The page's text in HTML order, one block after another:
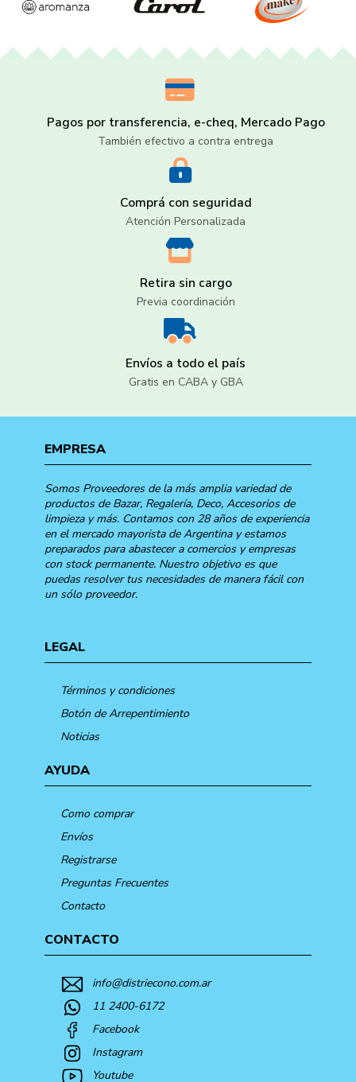
Pagos por transferencia, e-cheq, Mercado Pago
También efectivo a contra entrega
Comprá con seguridad
Atención Personalizada
Retira sin cargo
Previa coordinación
Envíos a todo el país
Gratis en CABA y GBA
EMPRESA
Somos Proveedores de la más amplia variedad de
productos de Bazar, Regalería, Deco, Accesorios de
limpieza y más. Contamos con 28 años de experiencia
en el mercado mayorista de Argentina y estamos
preparados para abastecer a comercios y empresas
con stock permanente. Nuestro objetivo es que
puedas resolver tus necesidades de manera fácil con
un sólo proveedor.
LEGAL
Términos y condiciones
Botón de Arrepentimiento
Noticias
AYUDA
Como comprar
Envíos
Registrarse
Preguntas Frecuentes
Contacto
CONTACTO
info@distriecono.com.ar
11 2400-6172
Facebook
Instagram
Youtube